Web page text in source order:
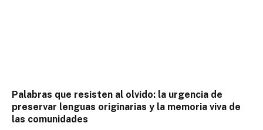
Palabras que resisten al olvido: la urgencia de
preservar lenguas originarias y la memoria viva de
las comunidades